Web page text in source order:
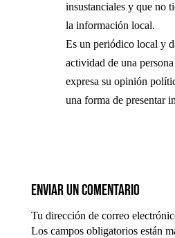
insustanciales y que no
la información local.
Es un periódico local y
actividad de una
expresa su opinión
una forma de presentar
Enviar un comentario
Tu dirección de correo
Los campos obligatorios están